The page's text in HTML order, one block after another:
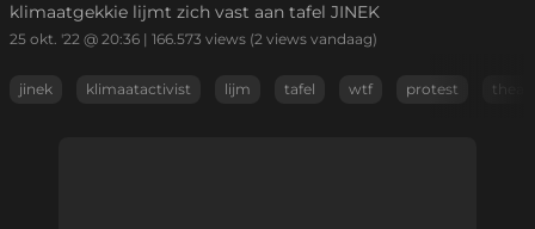
klimaatgekkie lijmt zich vast aan tafel JINEK
25 okt. '22 @ 20:36 | 166.573 views (2 views vandaag)
jinek klimaatactivist lijm tafel wtf protest